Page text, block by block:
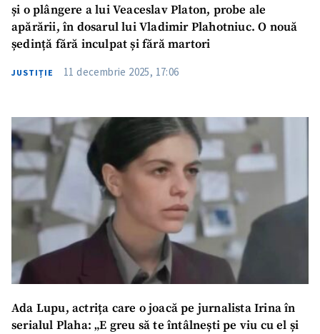
și o plângere a lui Veaceslav Platon, probe ale
apărării, în dosarul lui Vladimir Plahotniuc. O nouă
ședință fără inculpat și fără martori
JUSTIȚIE 11 decembrie 2025, 17:06
Ada Lupu, actrița care o joacă pe jurnalista Irina în
serialul Plaha: „E greu să te întâlnești pe viu cu el și